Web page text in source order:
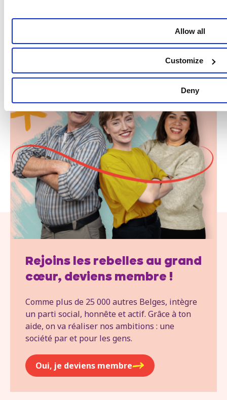
Allow all
Customize
Deny
Rejoins les rebelles au grand
cœur, deviens membre !
Comme plus de 25 000 autres Belges, intègre
un parti social, honnête et actif. Grâce à ton
aide, on va réaliser nos ambitions : une
société par et pour les gens.
Oui, je deviens membre